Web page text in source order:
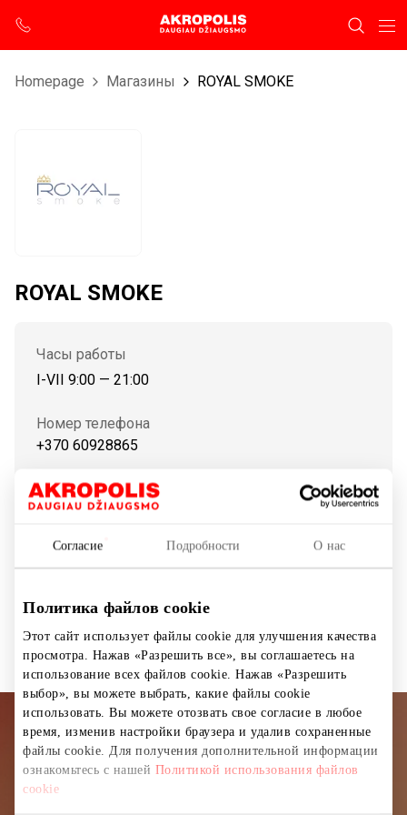
Согласие Подробности О нас
Политика файлов cookie
Этот сайт использует файлы cookie для улучшения качества
просмотра. Нажав «Разрешить все», вы соглашаетесь на
использование всех файлов cookie. Нажав «Разрешить
выбор», вы можете выбрать, какие файлы cookie
использовать. Вы можете отозвать свое согласие в любое
время, изменив настройки браузера и удалив сохраненные
файлы cookie. Для получения дополнительной информации
ознакомьтесь с нашей Политикой использования файлов
cookie
Homepage Магазины ROYAL SMOKE
ROYAL SMOKE
Часы работы
I-VII 9:00 — 21:00
Номер телефона
+370 60928865
Показать на карте
Подписывайтесь на рассылку
новостей